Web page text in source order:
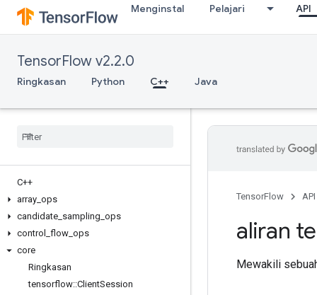
Menginstal Pelajari API
TensorFlow v2.2.0
Ringkasan Python C++ Java
C++
array ops
candidate sampling ops
control
flow ops
core
Ringkasan
tensorflow::ClientSession
TensorFlow API
aliran
Mewakili